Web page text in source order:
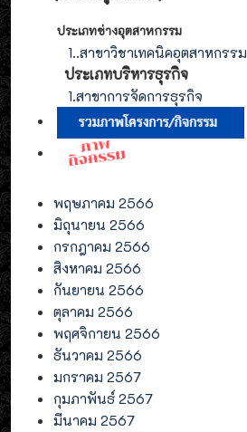
ประเภทช่างอุตสาหกรรม
1..สาขาวิชาเทคนิคอุตสาหกรรม
ประเภทบริหารธุรกิจ
1.สาขาการจัดการธุรกิจ
พฤษภาคม 2566
มิถุนายน 2566
กรกฎาคม 2566
สิงหาคม 2566
กันยายน 2566
ตุลาคม 2566
พฤศจิกายน 2566
ธันวาคม 2566
มกราคม 2567
กุมภาพันธ์ 2567
มีนาคม 2567